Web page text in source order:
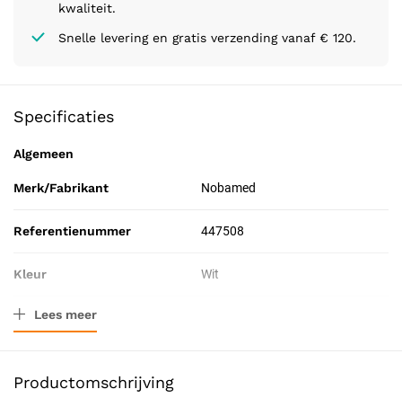
kwaliteit.
Snelle levering en gratis verzending vanaf € 120.
Specificaties
Algemeen
Merk/Fabrikant Nobamed
Referentienummer 447508
Kleur Wit
Materiaal
Lees meer
Productomschrijving